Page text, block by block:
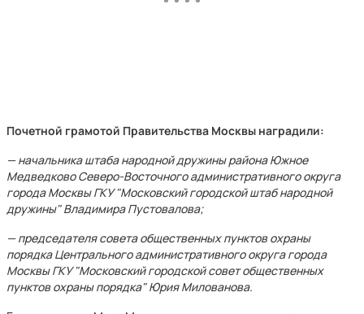
Почетной грамотой Правительства Москвы наградили:
— начальника штаба народной дружины района Южное
Медведково Северо-Восточного административного округа
города Москвы ГКУ "Московский городской штаб народной
дружины" Владимира Пустовалова;
— председателя совета общественных пунктов охраны
порядка Центрального административного округа города
Москвы ГКУ "Московский городской совет общественных
пунктов охраны порядка" Юрия Милованова.